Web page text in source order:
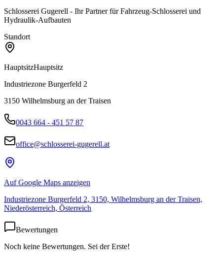
Schlosserei Gugerell - Ihr Partner für Fahrzeug-Schlosserei und
Hydraulik-Aufbauten
Standort
HauptsitzHauptsitz
Industriezone Burgerfeld 2
3150 Wilhelmsburg an der Traisen
0043 664 - 451 57 87
office@schlosserei-gugerell.at
Auf Google Maps anzeigen
Industriezone Burgerfeld 2, 3150, Wilhelmsburg an der Traisen,
Niederösterreich, Österreich
Bewertungen
Noch keine Bewertungen. Sei der Erste!